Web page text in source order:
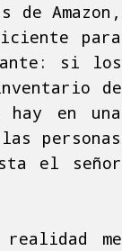
Amazon,
para
si los
de
en una
personas
el señor
me